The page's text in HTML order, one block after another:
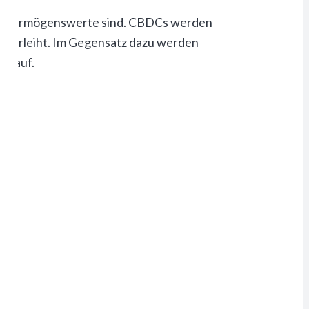
sind. CBDCs werden
Im Gegensatz dazu werden
auf.